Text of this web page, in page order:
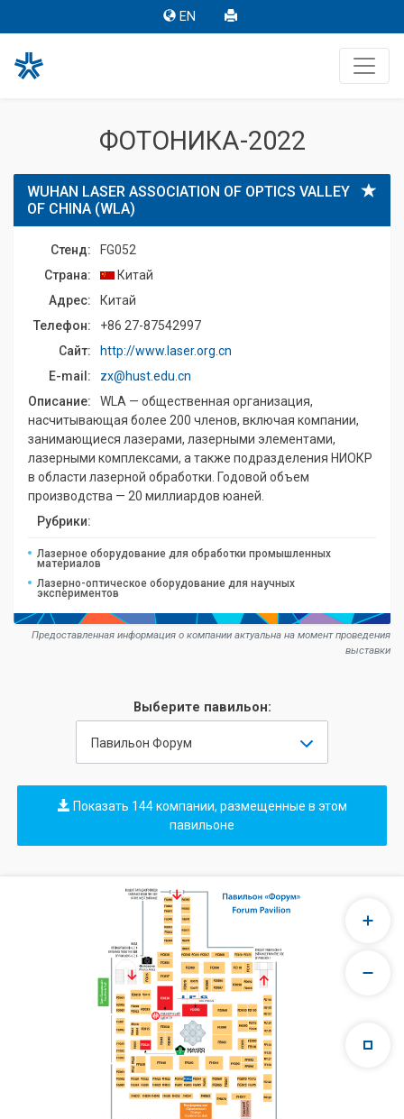
EN
ФОТОНИКА-2022
WUHAN LASER ASSOCIATION OF OPTICS VALLEY
OF CHINA (WLA)
Стенд:
FG052
Страна:
Китай
Адрес:
Китай
Телефон:
+86 27-87542997
Сайт:
http://www.laser.org.cn
E-mail:
zx@hust.edu.cn
Описание:
WLA — общественная организация,
насчитывающая более 200 членов, включая компании,
занимающиеся лазерами, лазерными элементами,
лазерными комплексами, а также подразделения НИОКР
в области лазерной обработки. Годовой объем
производства — 20 миллиардов юаней.
Рубрики:
Лазерное оборудование для обработки промышленных
материалов
Лазерно-оптическое оборудование для научных
экспериментов
Предоставленная информация о компании актуальна на момент проведения
выставки
Выберите павильон:
Павильон Форум
Показать 144 компании, размещенные в этом
павильоне